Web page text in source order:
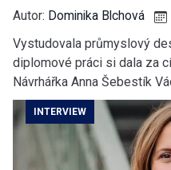
Autor: Dominika Blchová
Vystudovala průmyslový
diplomové práci si dala za
Návrhářka Anna Šebestík
INTERVIEW